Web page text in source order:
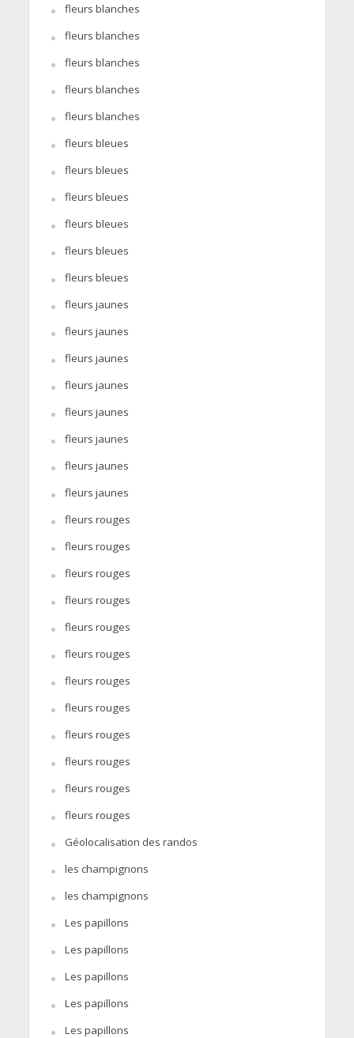
fleurs blanches
fleurs blanches
fleurs blanches
fleurs blanches
fleurs blanches
fleurs bleues
fleurs bleues
fleurs bleues
fleurs bleues
fleurs bleues
fleurs bleues
fleurs jaunes
fleurs jaunes
fleurs jaunes
fleurs jaunes
fleurs jaunes
fleurs jaunes
fleurs jaunes
fleurs jaunes
fleurs rouges
fleurs rouges
fleurs rouges
fleurs rouges
fleurs rouges
fleurs rouges
fleurs rouges
fleurs rouges
fleurs rouges
fleurs rouges
fleurs rouges
fleurs rouges
Géolocalisation des randos
les champignons
les champignons
Les papillons
Les papillons
Les papillons
Les papillons
Les papillons